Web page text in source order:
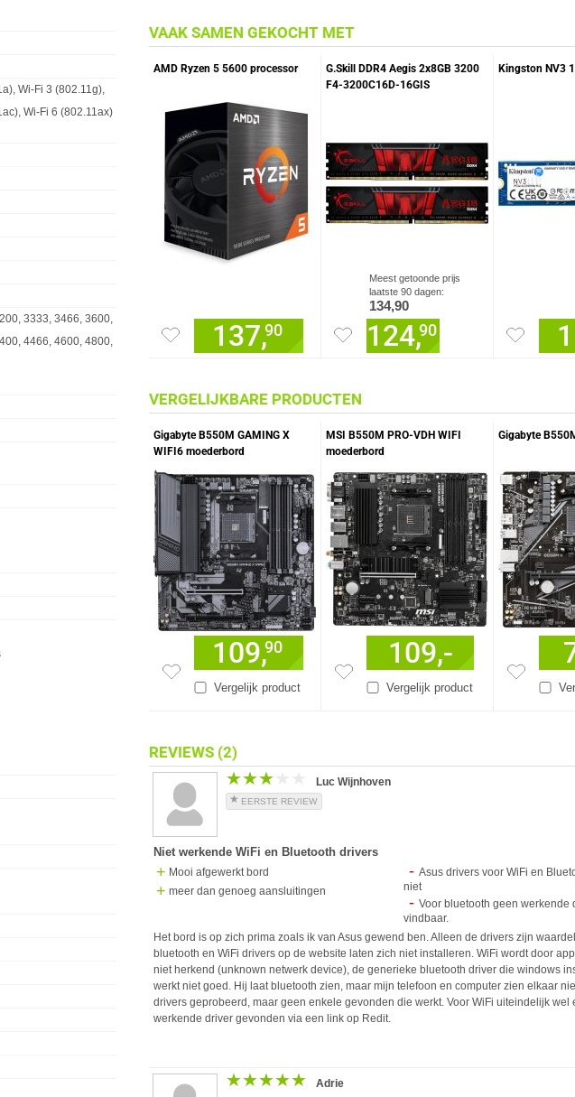
Wi-Fi 3 (802.11g),
Wi-Fi 6 (802.11ax)
3333, 3466, 3600,
4466, 4600, 4800,
VAAK SAMEN GEKOCHT MET
AMD Ryzen 5 5600 processor
137,90
G.Skill DDR4 Aegis 2x8GB 3200
F4-3200C16D-16GIS
Meest getoonde prijs
laatste 90 dagen:
134,90
124,90
Kingston NV3
VERGELIJKBARE PRODUCTEN
Gigabyte B550M GAMING X
WIFI6 moederbord
Vergelijk product
109,90
MSI B550M PRO-VDH WIFI
moederbord
Vergelijk product
109,-
Gigabyte
REVIEWS(2)
★★★★★
★★★★★ Luc Wijnhoven
EERSTE REVIEW
Niet werkende WiFi en Bluetooth drivers
Mooi afgewerkt bord
meer dan genoeg aansluitingen
Asus drivers voor WiFi en
niet
Voor bluetooth geen werkende
vindbaar.
Het bord is op zich prima zoals ik van Asus gewend ben. Alleen de drivers zijn
bluetooth en WiFi drivers op de website laten zich niet installeren. WiFi wordt door
niet herkend (unknown netwerk device), de generieke bluetooth driver die windows
werkt niet goed. Hij laat bluetooth zien, maar mijn telefoon en computer zien elkaar
drivers geprobeerd, maar geen enkele gevonden die werkt. Voor WiFi uiteindelijk wel
werkende driver gevonden via een link op Redit.
★★★★★
★★★★★ Adrie